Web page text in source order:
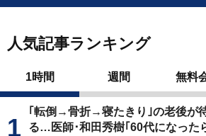
人気記事ランキング
1時間 週間 無料
｢転倒→骨折→寝たきり｣の老後が
る…医師･和田秀樹｢60代になった